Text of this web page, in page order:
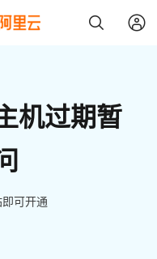
机过期暂
可开通